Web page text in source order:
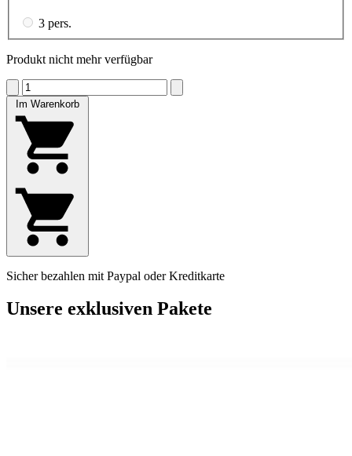
3 pers.
Produkt nicht mehr verfügbar
Im Warenkorb
Sicher bezahlen mit Paypal oder Kreditkarte
Unsere exklusiven Pakete